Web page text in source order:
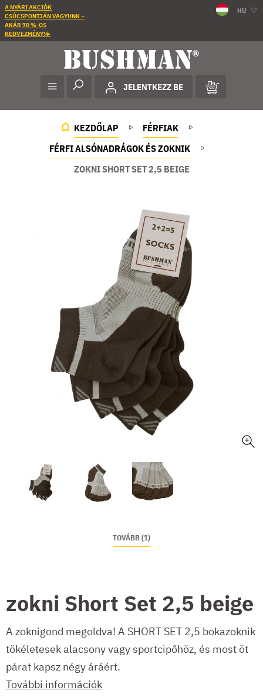
A NYÁRI AKCIÓK
CSÚCSPONTJÁN VAGYUNK –
AKÁR 70 %-OS
KEDVEZMÉNY!☀️
HU
JELENTKEZZ BE
KEZDŐLAP
FÉRFIAK
FÉRFI ALSÓNADRÁGOK ÉS ZOKNIK
ZOKNI SHORT SET 2,5 BEIGE
TOVÁBB (1)
zokni Short Set 2,5 beige
A zoknigond megoldva! A SHORT SET 2,5 bokazoknik
tökéletesek alacsony vagy sportcipőhöz, és most öt
párat kapsz négy áráért.
További információk